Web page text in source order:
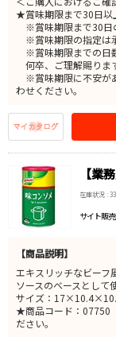
★賞味期限まで30日以
※賞味期限まで30日
※賞味期限の指定は
※賞味期限までの日
何卒、ご理解賜りま
※賞味期限に不安が
わせください。
【業
在庫状況 : 33
サイト販
【商品説明】
エキスリッチなビーフ
ソースのベースとして
サイズ：
★商品コード：07750
ださい。